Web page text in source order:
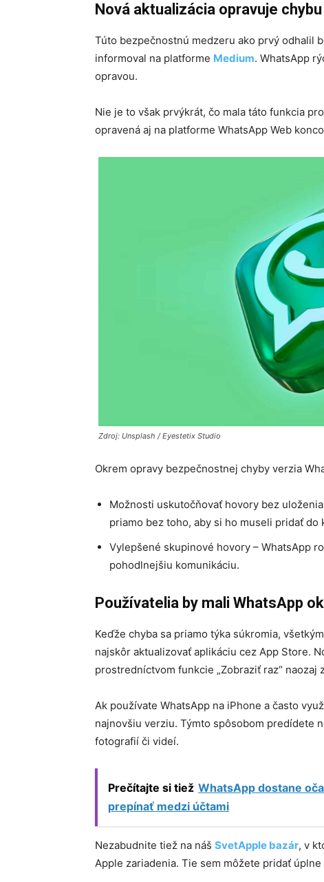
Nová aktualizácia opravuje
Túto bezpečnostnú medzeru ako prvý odhalil
informoval na platforme Medium. WhatsApp
opravou.
Nie je to však prvýkrát, čo mala táto funkcia
opravená aj na platforme WhatsApp Web
Zdroj: Unsplash / Eyestetix Studio
Okrem opravy bezpečnostnej chyby verzia
Možnosti uskutočňovať hovory bez
priamo bez toho, aby si ho museli pridať do
Vylepšené skupinové hovory – WhatsApp
pohodlnejšiu komunikáciu.
Používatelia by mali WhatsApp
Keďže chyba sa priamo týka súkromia,
najskôr aktualizovať aplikáciu cez App Store.
prostredníctvom funkcie „Zobraziť raz“ naozaj
Ak používate WhatsApp na iPhone a často
najnovšiu verziu. Týmto spôsobom predídete
fotografií či videí.
Prečítajte si tiež WhatsApp dostane
prepínať medzi účtami
Nezabudnite tiež na náš SvetApple bazár, v
Apple zariadenia. Tie sem môžete pridať úplne